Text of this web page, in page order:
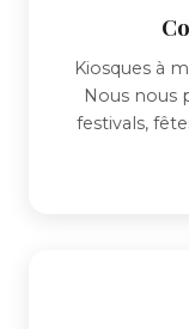
Kiosques à
Nous nous
festivals,